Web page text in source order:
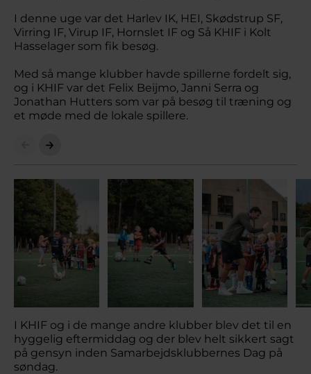
I denne uge var det Harlev IK, HEI, Skødstrup SF,
Virring IF, Virup IF, Hornslet IF og Så KHIF i Kolt
Hasselager som fik besøg.
Med så mange klubber havde spillerne fordelt sig,
og i KHIF var det Felix Beijmo, Janni Serra og
Jonathan Hutters som var på besøg til træning og
et møde med de lokale spillere.
I KHIF og i de mange andre klubber blev det til en
hyggelig eftermiddag og der blev helt sikkert sagt
på gensyn inden Samarbejdsklubbernes Dag på
søndag.